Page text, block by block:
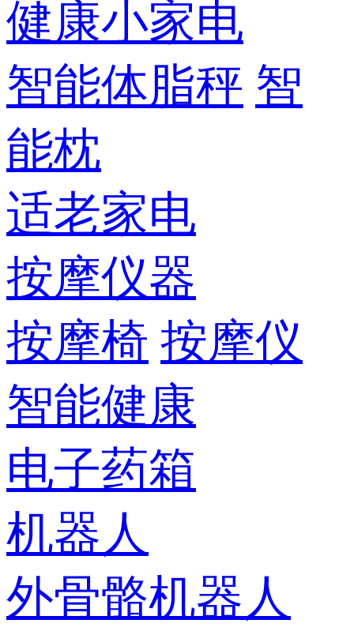
健康小家电
智能体脂秤 智
能枕
适老家电
按摩仪器
按摩椅 按摩仪
智能健康
电子药箱
机器人
外骨骼机器人